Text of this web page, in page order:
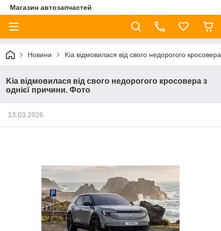
Магазин автозапчастей
Новини Kia відмовилася від свого недорогого
Kia відмовилася від свого недорогого кросовера з
однієї причини. Фото
13.03.2026